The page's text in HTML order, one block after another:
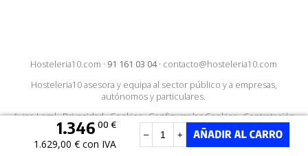
1.346 00 €
1.629,00 € con IVA
– +
Hosteleria10.com · 91 161 03 04· contacto@hosteleria10.com
Hosteleria10 asesora y equipa al sector público y a empresas,
autónomos y particulares.
Aviso Legal·Privacidad·Cookies·Configurar las Cookies·Contratación